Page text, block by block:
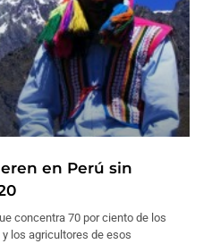
en Perú sin
concentra 70 por ciento de los
los agricultores de esos